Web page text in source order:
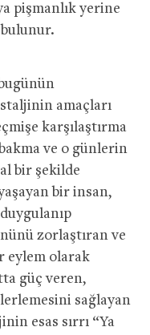
pişmanlık yerine
amaçları
karşılaştırma
ve o günlerin
bir şekilde
bir insan,
zorlaştıran ve
eylem olarak
güç veren,
sağlayan
esas sırrı “Ya